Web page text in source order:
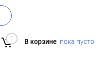
0 В корзине пока пусто